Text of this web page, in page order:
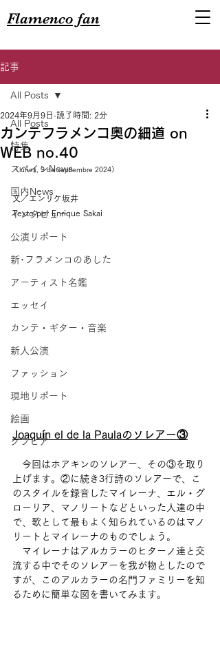
Flamenco fan
記事
All Posts
特集
スペインNews
国内News
インタビュー
公演リポート
新･フラメンコのあした
アーティスト名鑑
エッセイ
カンテ・ギター・音楽
新人公演
ファッション
現地リポート
絵画
グラビア
All Posts
カンテフラメンコ奥の細道 on
WEB no.40
2024年9月9日 読了時間: 2分
（lunes, 9 de septiembre 2024）
文／エンリケ坂井
Texto por Enrique Sakai
Joaquín el de la Paulaのソレアー③
今回はホアキンのソレアー、その③を取り
上げます。②に続き3行詩のソレアーで、こ
のスタイルを録音したマイレーナ、エル・グ
ローリア、マノリートなどといった人達の中
で、歌として最もよく知られているのはマノ
リートとマイレーナのものでしょう。
マイレーナはアルカラーのヒターノ達と交
流する中でそのソレアーを我が物としたので
すが、このアルカラーの名門ファミリーを知
るために簡単な図を書いてみます。